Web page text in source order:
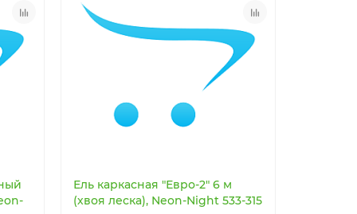
Ель каркасная "Евро-2" 6 м
(хвоя леска), Neon-Night 533-315